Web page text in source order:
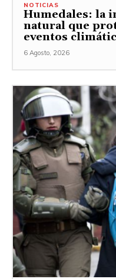
NOTICIAS
Humedales: la
natural que
eventos
6 Agosto, 2026